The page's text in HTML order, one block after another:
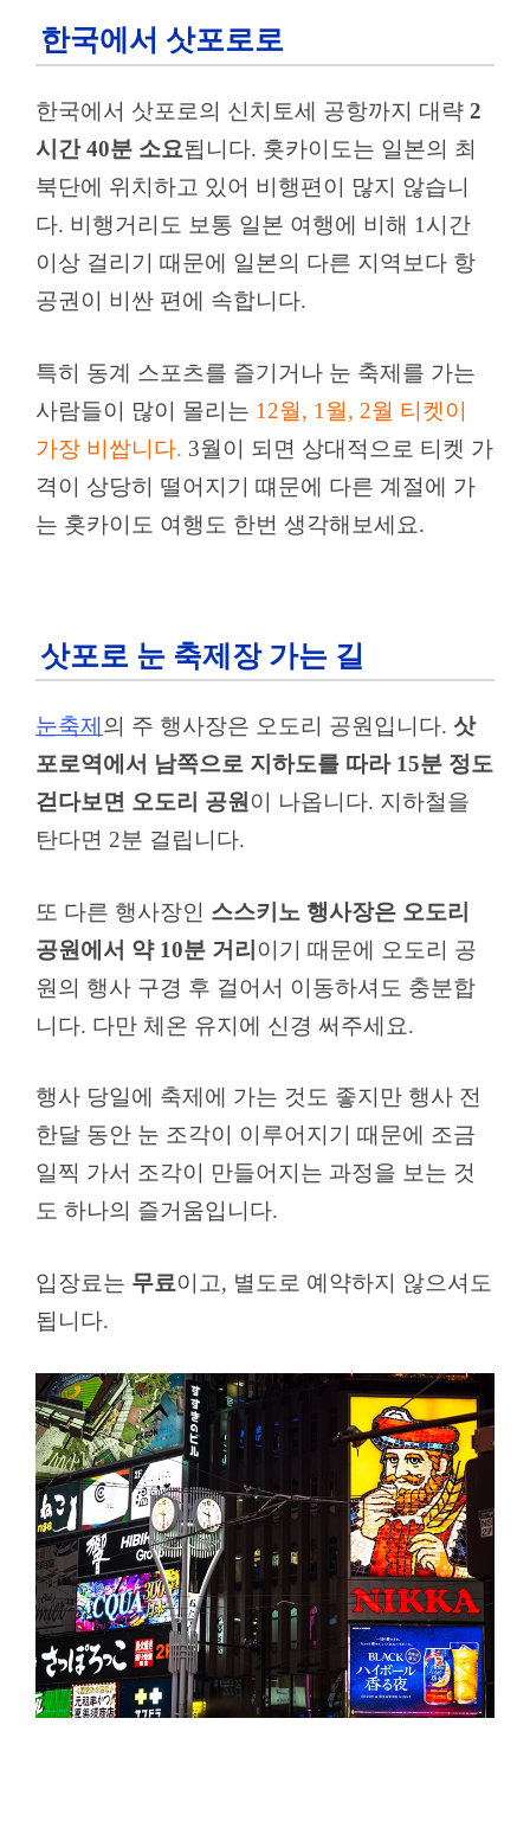
한국에서 삿포로로
한국에서 삿포로의 신치토세 공항까지 대략 2
시간 40분 소요됩니다. 홋카이도는 일본의 최
북단에 위치하고 있어 비행편이 많지 않습니
다. 비행거리도 보통 일본 여행에 비해 1시간
이상 걸리기 때문에 일본의 다른 지역보다 항
공권이 비싼 편에 속합니다.
특히 동계 스포츠를 즐기거나 눈 축제를 가는
사람들이 많이 몰리는 12월, 1월, 2월 티켓이
가장 비쌉니다. 3월이 되면 상대적으로 티켓 가
격이 상당히 떨어지기 떄문에 다른 계절에 가
는 홋카이도 여행도 한번 생각해보세요.
삿포로 눈 축제장 가는 길
눈축제 의 주 행사장은 오도리 공원입니다. 삿
포로역에서 남쪽으로 지하도를 따라 15분 정도
걷다보면 오도리 공원이 나옵니다. 지하철을
탄다면 2분 걸립니다.
또 다른 행사장인 스스키노 행사장은 오도리
공원에서 약 10분 거리 이기 때문에 오도리 공
원의 행사 구경 후 걸어서 이동하셔도 충분합
니다. 다만 체온 유지에 신경 써주세요.
행사 당일에 축제에 가는 것도 좋지만 행사 전
한달 동안 눈 조각이 이루어지기 때문에 조금
일찍 가서 조각이 만들어지는 과정을 보는 것
도 하나의 즐거움입니다.
입장료는 무료이고, 별도로 예약하지 않으셔도
됩니다.